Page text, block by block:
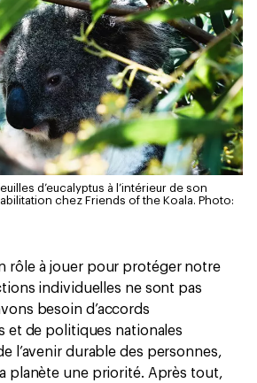
d’eucalyptus à l’intérieur de son
chez Friends of the Koala. Photo:
rôle à jouer pour protéger notre
individuelles ne sont pas
besoin d’accords
et de politiques nationales
l’avenir durable des personnes,
planète une priorité. Après tout,